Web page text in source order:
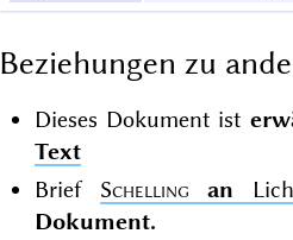
Beziehungen zu
Dieses Dokument ist
Text
Brief Schelling an
Dokument.